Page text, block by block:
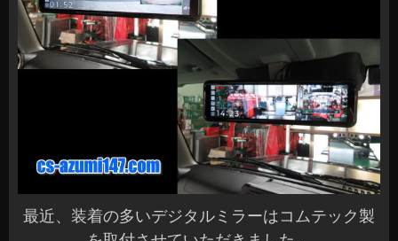
最近、装着の多いデジタルミラーはコムテック製